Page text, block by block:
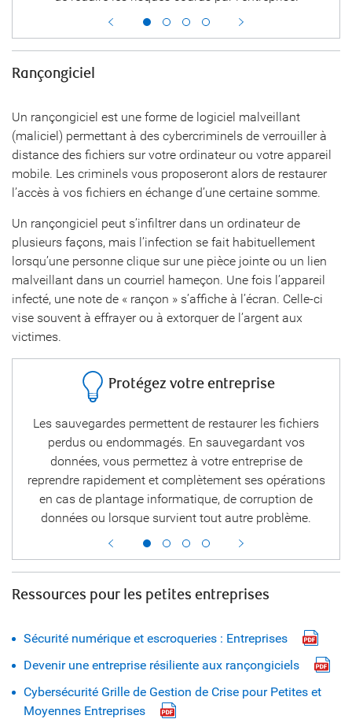
Rançongiciel
Un rançongiciel est une forme de logiciel malveillant
(maliciel) permettant à des cybercriminels de verrouiller à
distance des fichiers sur votre ordinateur ou votre appareil
mobile. Les criminels vous proposeront alors de restaurer
l’accès à vos fichiers en échange d’une certaine somme.
Un rançongiciel peut s’infiltrer dans un ordinateur de
plusieurs façons, mais l’infection se fait habituellement
lorsqu’une personne clique sur une pièce jointe ou un lien
malveillant dans un courriel hameçon. Une fois l’appareil
infecté, une note de « rançon » s’affiche à l’écran. Celle-ci
vise souvent à effrayer ou à extorquer de l’argent aux
victimes.
Protégez votre entreprise
Les sauvegardes permettent de restaurer les fichiers
perdus ou endommagés. En sauvegardant vos
données, vous permettez à votre entreprise de
reprendre rapidement et complètement ses opérations
en cas de plantage informatique, de corruption de
données ou lorsque survient tout autre problème.
Ressources pour les petites entreprises
Sécurité numérique et escroqueries : Entreprises
Devenir une entreprise résiliente aux rançongiciels
Cybersécurité Grille de Gestion de Crise pour Petites et
Moyennes Entreprises